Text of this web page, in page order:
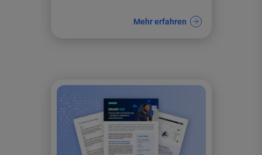
Mehr erfahren